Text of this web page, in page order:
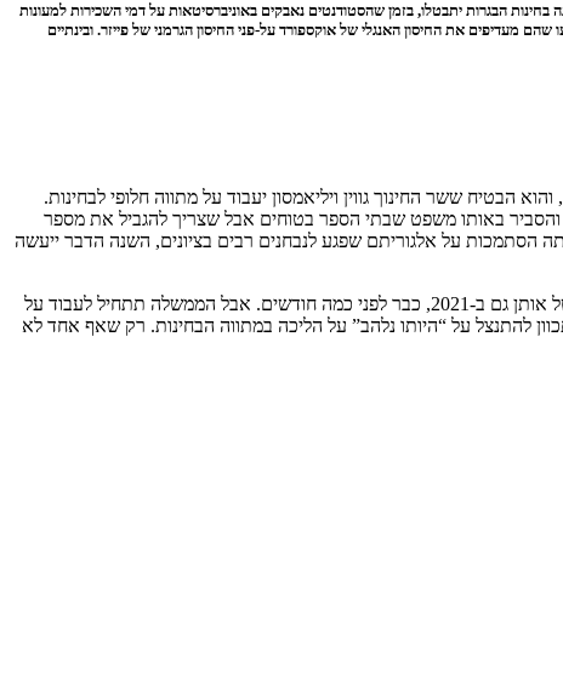
הבגרות יתבטלו, בזמן שהסטודנטים נאבקים באוניברסיטאות על דמי השכירות למעונות
מעדיפים את החיסון האנגלי של אוקספורד על-פני החיסון הגרמני של פייזר. ובינתיים
הבטיח ששר החינוך גווין ויליאמסון יעבוד על מתווה חלופי לבחינות.
באותו משפט שבתי הספר בטוחים אבל שצריך להגביל את מספר
הסתמכות על אלגוריתם שפגע לנבחנים רבים בציונים, השנה הדבר ייעשה
שזה יפה, רק שכמו שהזכירה שרת החינוך בממשלת הצללים קייט גרין הזכירה, נשמעו קריאות להציג תכנית חלופית לבחינות, למקרה שיהיה צורך לבטל אותן גם ב-2021, כבר לפני כמה חודשים. אבל הממשלה תתחיל לעבוד על
להתנצל על “היותו נלהב” על הליכה במתווה הבחינות. רק שאף אחד לא